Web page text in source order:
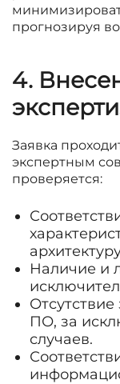
прогнозируя
4.
Заявка
экспертным
проверяется:
Наличие и
ПО, за
случаев.